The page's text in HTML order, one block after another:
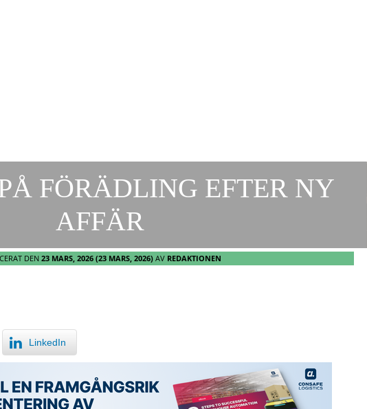
FÖRÄDLING EFTER NY
AFFÄR
DEN23 MARS, 2026 (23 MARS, 2026) AV REDAKTIONEN
LinkedIn